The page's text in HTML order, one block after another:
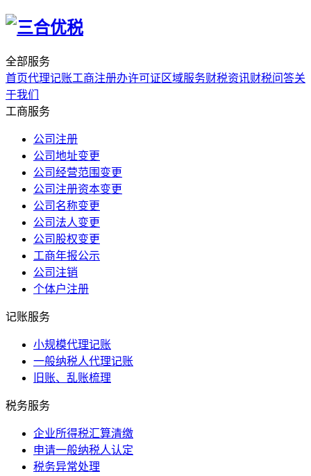
全部服务
首页代理记账工商注册办许可证 区域服务财税资讯财税问答关
于我们
工商服务
公司注册
公司地址变更
公司经营范围变更
公司注册资本变更
公司名称变更
公司法人变更
公司股权变更
工商年报公示
公司注销
个体户注册
记账服务
小规模代理记账
一般纳税人代理记账
旧账、乱账梳理
税务服务
企业所得税汇算清缴
申请一般纳税人认定
税务异常处理